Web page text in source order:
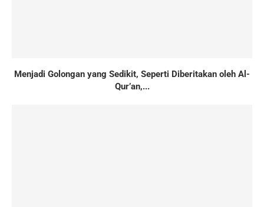
Menjadi Golongan yang Sedikit, Seperti Diberitakan oleh Al-
Qur’an,...